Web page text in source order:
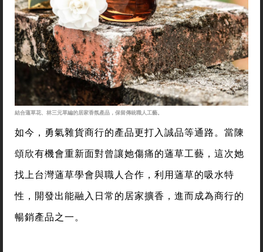
結合蓪草花、林三元草編的居家香氛產品，保留傳統職人工藝。
如今，勇氣雜貨商行的產品更打入誠品等通路。當陳
頌欣有機會重新面對曾讓她傷痛的蓪草工藝，這次她
找上台灣蓪草學會與職人合作，利用蓪草的吸水特
性，開發出能融入日常的居家擴香，進而成為商行的
暢銷產品之一。